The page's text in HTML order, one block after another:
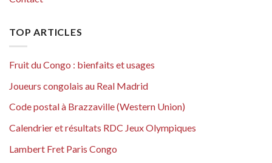
TOP ARTICLES
Fruit du Congo : bienfaits et usages
Joueurs congolais au Real Madrid
Code postal à Brazzaville (Western Union)
Calendrier et résultats RDC Jeux Olympiques
Lambert Fret Paris Congo